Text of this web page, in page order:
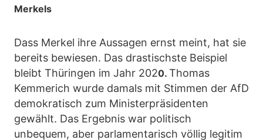
Merkels
Dass Merkel ihre Aussagen ernst meint, hat sie
bereits bewiesen. Das drastischste Beispiel
bleibt Thüringen im Jahr 2020. Thomas
Kemmerich wurde damals mit Stimmen der AfD
demokratisch zum Ministerpräsidenten
gewählt. Das Ergebnis war politisch
unbequem, aber parlamentarisch völlig legitim